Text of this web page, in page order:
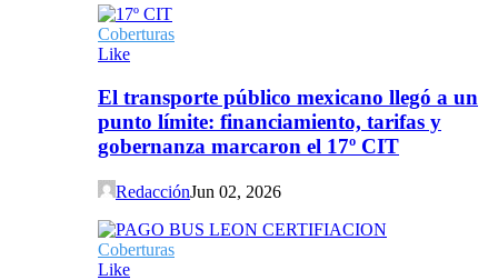
Coberturas
Like
El transporte público mexicano llegó a un
punto límite: financiamiento, tarifas y
gobernanza marcaron el 17º CIT
RedacciónJun 02, 2026
Coberturas
Like